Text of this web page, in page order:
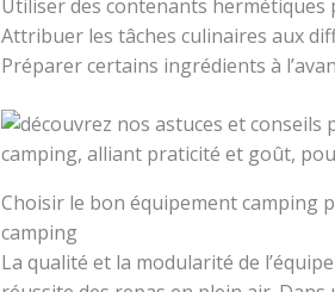
Utiliser des contenants
Attribuer les tâches culinaires aux
Préparer certains ingrédients à
Choisir le bon équipement camping
camping
La qualité et la modularité de